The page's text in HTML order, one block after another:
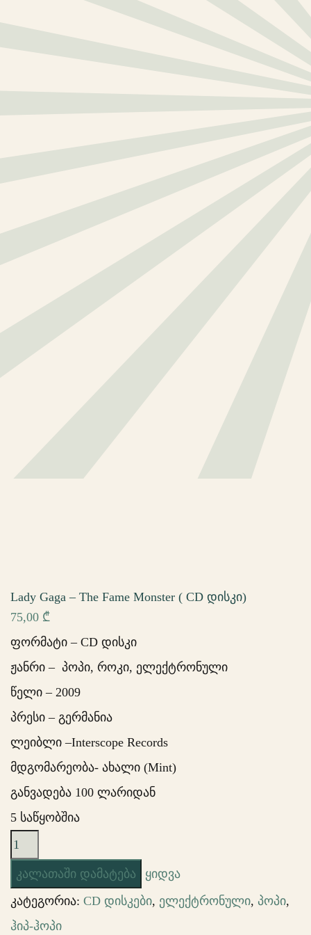
Lady Gaga – The Fame Monster ( CD დისკი)
75,00 ₾
ფორმატი – CD დისკი
ჟანრი – პოპი, როკი, ელექტრონული
წელი – 2009
პრესი – გერმანია
ლეიბლი –Interscope Records
მდგომარეობა- ახალი (Mint)
განვადება 100 ლარიდან
5 საწყობშია
რაოდენობა:
Lady
Gaga
–
კალათაში დამატება
ყიდვა
კატეგორია: CD დისკები, ელექტრონული, პოპი,
ჰიპ-ჰოპი